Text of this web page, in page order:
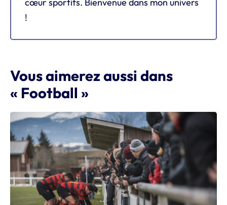
!
Vous aimerez aussi dans
« Football »